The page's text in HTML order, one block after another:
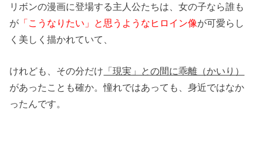
リボンの漫画に登場する主人公たちは、女の子なら誰も
が 「こうなりたい」と思うようなヒロイン像が可愛らし
く美しく描かれていて、
けれども、その分だけ 「現実」との間に乖離（かいり）
があったことも確か。憧れではあっても、身近ではなか
ったんです。